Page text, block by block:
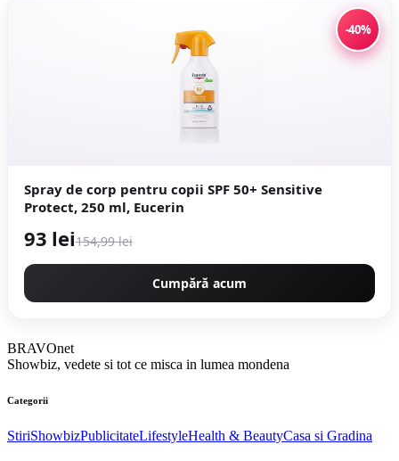
-40%
Spray de corp pentru copii SPF 50+ Sensitive
Protect, 250 ml, Eucerin
93 lei154,99 lei
Cumpără acum
BRAVOnet
Showbiz, vedete si tot ce misca in lumea mondena
Categorii
StiriShowbizPublicitateLifestyleHealth & BeautyCasa si Gradina